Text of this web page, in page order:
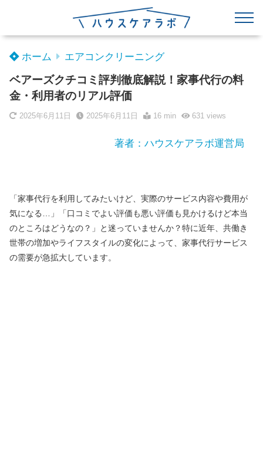
ホーム エアコンクリーニング
ベアーズクチコミ評判徹底解説！家事代行の料
金・利用者のリアル評価
2025年6月11日 2025年6月11日 16 min 631views
著者：ハウスケアラボ運営局
「家事代行を利用してみたいけど、実際のサービス内容や費用が
気になる…」「口コミでよい評価も悪い評価も見かけるけど本当
のところはどうなの？」と迷っていませんか？特に近年、共働き
世帯の増加やライフスタイルの変化によって、家事代行サービス
の需要が急拡大しています。